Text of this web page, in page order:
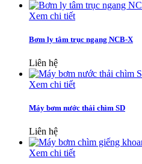
Xem chi tiết
Bơm ly tâm trục ngang NCB-X
Liên hệ
Xem chi tiết
Máy bơm nước thải chìm SD
Liên hệ
Xem chi tiết